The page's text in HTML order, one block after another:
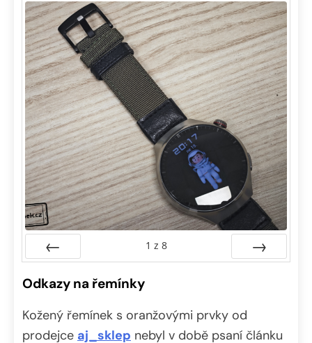
1 z 8
Odkazy na řemínky
Kožený řemínek s oranžovými prvky od
prodejce aj_sklep nebyl v době psaní článku